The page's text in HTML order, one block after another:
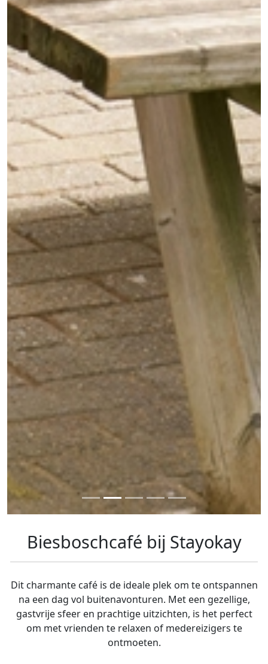
Biesboschcafé bij Stayokay
Dit charmante café is de ideale plek om te ontspannen
na een dag vol buiten­avonturen. Met een gezellige,
gastvrije sfeer en prachtige uitzichten, is het perfect
om met vrienden te relaxen of mede­reizigers te
ontmoeten.